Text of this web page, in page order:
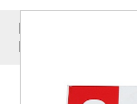
ΠΕΡΙΣΣΌΤΕΡΑ
ΠΡΟΪΌΝΤΑ